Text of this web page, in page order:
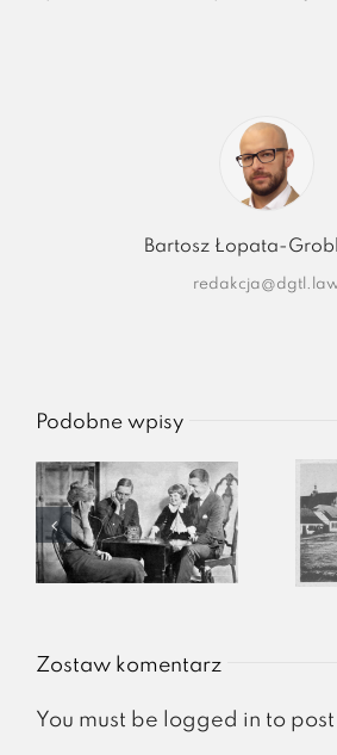
Bartosz Łopata-
Podobne wpisy
Zostaw komentarz
You must be logged in to